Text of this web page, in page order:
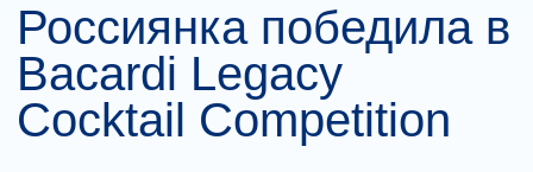
Россиянка победила в
Bacardi Legacy
Cocktail Competition